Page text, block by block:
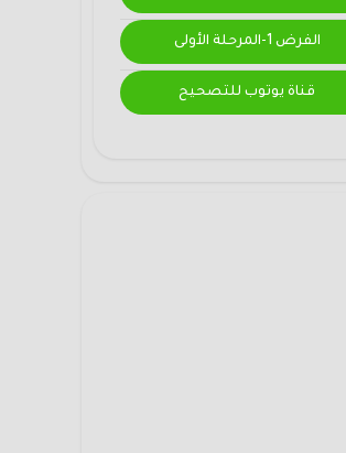
الفرض 1-المرحلة الأولى
قناة يوتوب للتصحيح